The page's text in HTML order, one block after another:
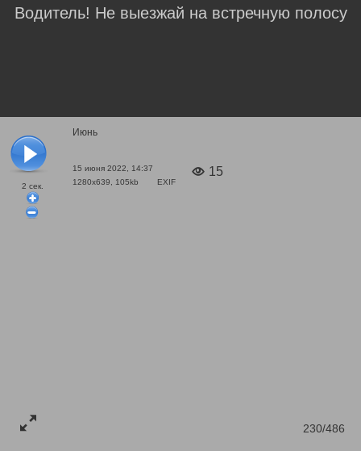
2 сек.
Июнь
15 июня 2022, 14:37
1280x639, 105kb
EXIF
15
230/486
Водитель! Не выезжай на встречную полосу